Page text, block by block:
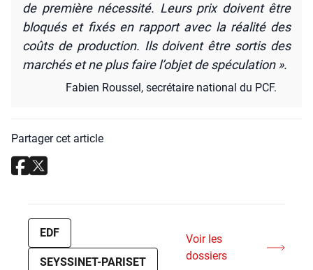
de pre­mière néces­si­té. Leurs prix doivent être
blo­qués et fixés en rap­port avec la réa­li­té des
coûts de pro­duc­tion. Ils doivent être sor­tis des
mar­chés et ne plus faire l’objet de spé­cu­la­tion ».
Fabien Rous­sel, secré­taire natio­nal du PCF.
Partager cet article
EDF
SEYSSINET-PARISET
Voir les
dossiers